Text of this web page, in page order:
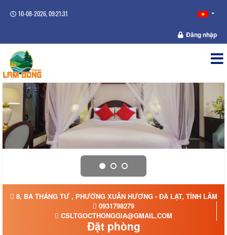
10-08-2026, 09:21:32
Đăng nhập
8, BA THÁNG TƯ , PHƯỜNG XUÂN HƯƠNG - ĐÀ LẠT, TỈNH LÂM
0931798279
CSLTGOCTHONGGIA@GMAIL.COM
Đặt phòng